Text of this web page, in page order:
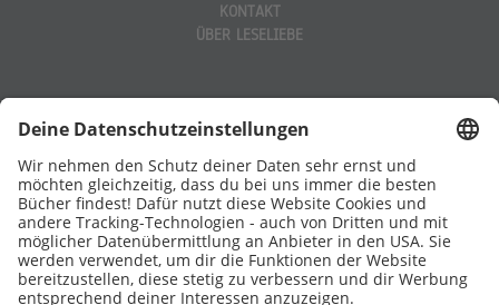
KONTAKT
ÜBER LESELIEBE
UNTERSTÜTZT VON
Eltern
Stiftung Lesen